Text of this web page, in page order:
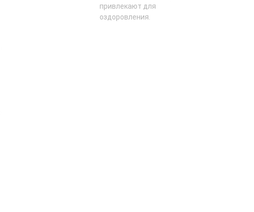
привлекают для
оздоровления.